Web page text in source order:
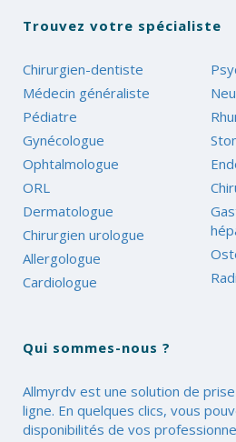
Trouvez votre spécialiste
Chirurgien-dentiste
Médecin généraliste
Pédiatre
Gynécologue
Ophtalmologue
ORL
Dermatologue
Chirurgien urologue
Allergologue
Cardiologue
Qui sommes-nous ?
Allmyrdv est une solution de
ligne. En quelques clics, vous
disponibilités de vos